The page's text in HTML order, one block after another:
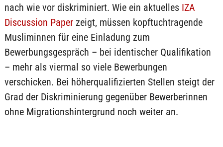
nach wie vor diskriminiert. Wie ein aktuelles IZA
Discussion Paperzeigt, müssen kopftuchtragende
Musliminnen für eine Einladung zum
Bewerbungsgespräch – bei identischer Qualifikation
– mehr als viermal so viele Bewerbungen
verschicken. Bei höherqualifizierten Stellen steigt der
Grad der Diskriminierung gegenüber Bewerberinnen
ohne Migrationshintergrund noch weiter an.